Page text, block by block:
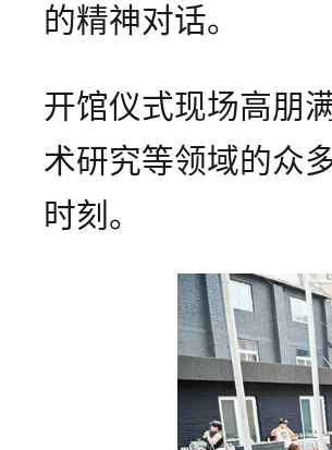
的精神对话。
开馆仪式现场高朋
术研究等领域的众
时刻。